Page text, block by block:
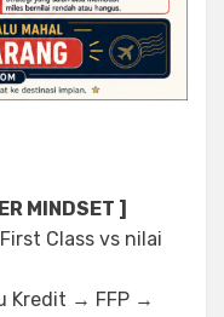
MINDSET ]
Class vs nilai
Kredit → FFP →